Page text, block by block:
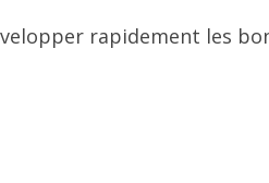
rapidement les